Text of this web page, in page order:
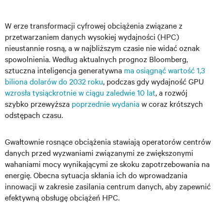
W erze transformacji cyfrowej obciążenia związane z
przetwarzaniem danych wysokiej wydajności (HPC)
nieustannie rosną, a w najbliższym czasie nie widać oznak
spowolnienia. Według aktualnych prognoz Bloomberg,
sztuczna inteligencja generatywna ma osiągnąć wartość 1,3
biliona dolarów do 2032 roku, podczas gdy wydajność GPU
wzrosła tysiąckrotnie w ciągu zaledwie 10 lat, a rozwój
szybko przewyższa poprzednie wydania w coraz krótszych
odstępach czasu.
Gwałtownie rosnące obciążenia stawiają operatorów centrów
danych przed wyzwaniami związanymi ze zwiększonymi
wahaniami mocy wynikającymi ze skoku zapotrzebowania na
energię. Obecna sytuacja skłania ich do wprowadzania
innowacji w zakresie zasilania centrum danych, aby zapewnić
efektywną obsługę obciążeń HPC.